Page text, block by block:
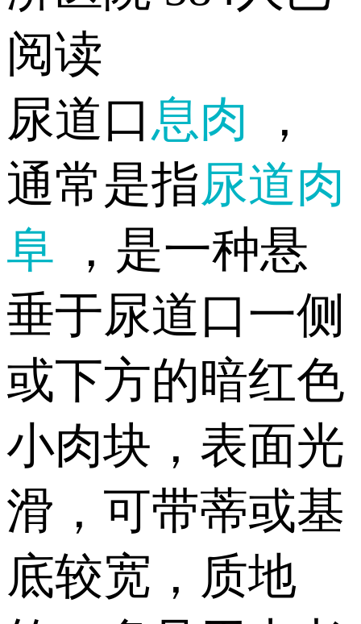
阅读
尿道口息肉
，
通常是指尿道肉
阜
，是一种悬
垂于尿道口一侧
或下方的暗红色
小肉块，表面光
滑，可带蒂或基
底较宽，质地